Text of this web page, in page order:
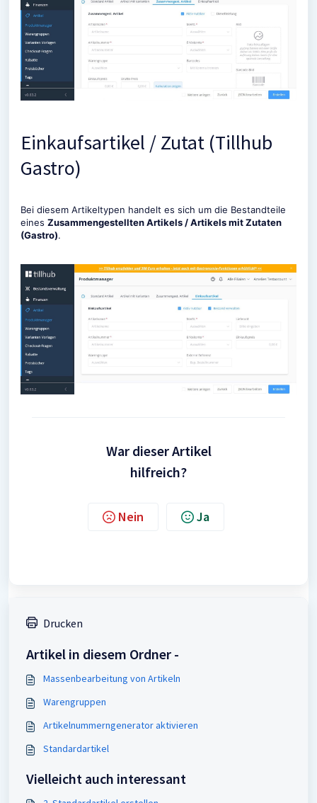
Einkaufsartikel / Zutat (Tillhub
Gastro)
Bei diesem Artikeltypen handelt es sich um die Bestandteile
eines Zusammengestellten Artikels / Artikels mit Zutaten
(Gastro).
War dieser Artikel
hilfreich?
Nein Ja
Drucken
Artikel in diesem Ordner -
Massenbearbeitung von Artikeln
Warengruppen
Artikelnummerngenerator aktivieren
Standardartikel
Vielleicht auch interessant